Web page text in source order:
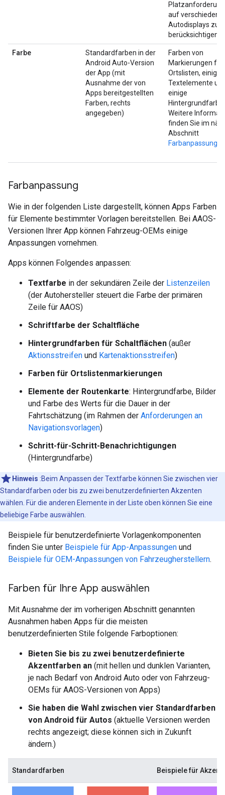
auf
Autodisplays zu
berücksichtigen
Farbe
Standardfarben in der
Android Auto-Version
der App (mit
Ausnahme der von
Apps bereitgestellten
Farben, rechts
angegeben)
Farben von
Markierungen für
Ortslisten, einige
Textelemente
einige
Weitere
finden Sie im
Abschnitt
Farbanpassung
Farbanpassung
Wie in der folgenden Liste dargestellt, können Apps Farben
für Elemente bestimmter Vorlagen bereitstellen. Bei AAOS-
Versionen Ihrer App können Fahrzeug-OEMs einige
Anpassungen vornehmen.
Apps können Folgendes anpassen:
Textfarbe in der sekundären Zeile der Listenzeilen
(der Autohersteller steuert die Farbe der primären
Zeile für AAOS)
Schriftfarbe der Schaltfläche
Hintergrundfarben für Schaltflächen (außer
Aktionsstreifen und Kartenaktionsstreifen)
Farben für Ortslistenmarkierungen
Elemente der Routenkarte: Hintergrundfarbe, Bilder
und Farbe des Werts für die Dauer in der
Fahrtschätzung (im Rahmen der Anforderungen an
Navigationsvorlagen)
Schritt-für-Schritt-Benachrichtigungen
(Hintergrundfarbe)
Hinweis :Beim Anpassen der Textfarbe können Sie zwischen vier
Standardfarben oder bis zu zwei benutzerdefinierten Akzenten
wählen. Für die anderen Elemente in der Liste oben können Sie eine
beliebige Farbe auswählen.
Beispiele für benutzerdefinierte Vorlagenkomponenten
finden Sie unter Beispiele für App-Anpassungen und
Beispiele für OEM-Anpassungen von Fahrzeugherstellern.
Farben für Ihre App auswählen
Mit Ausnahme der im vorherigen Abschnitt genannten
Ausnahmen haben Apps für die meisten
benutzerdefinierten Stile folgende Farboptionen:
Bieten Sie bis zu zwei benutzerdefinierte
Akzentfarben an (mit hellen und dunklen Varianten,
je nach Bedarf von Android Auto oder von Fahrzeug-
OEMs für AAOS-Versionen von Apps)
Sie haben die Wahl zwischen vier Standardfarben
von Android für Autos (aktuelle Versionen werden
rechts angezeigt; diese können sich in Zukunft
ändern.)
Standardfarben Beispiele für